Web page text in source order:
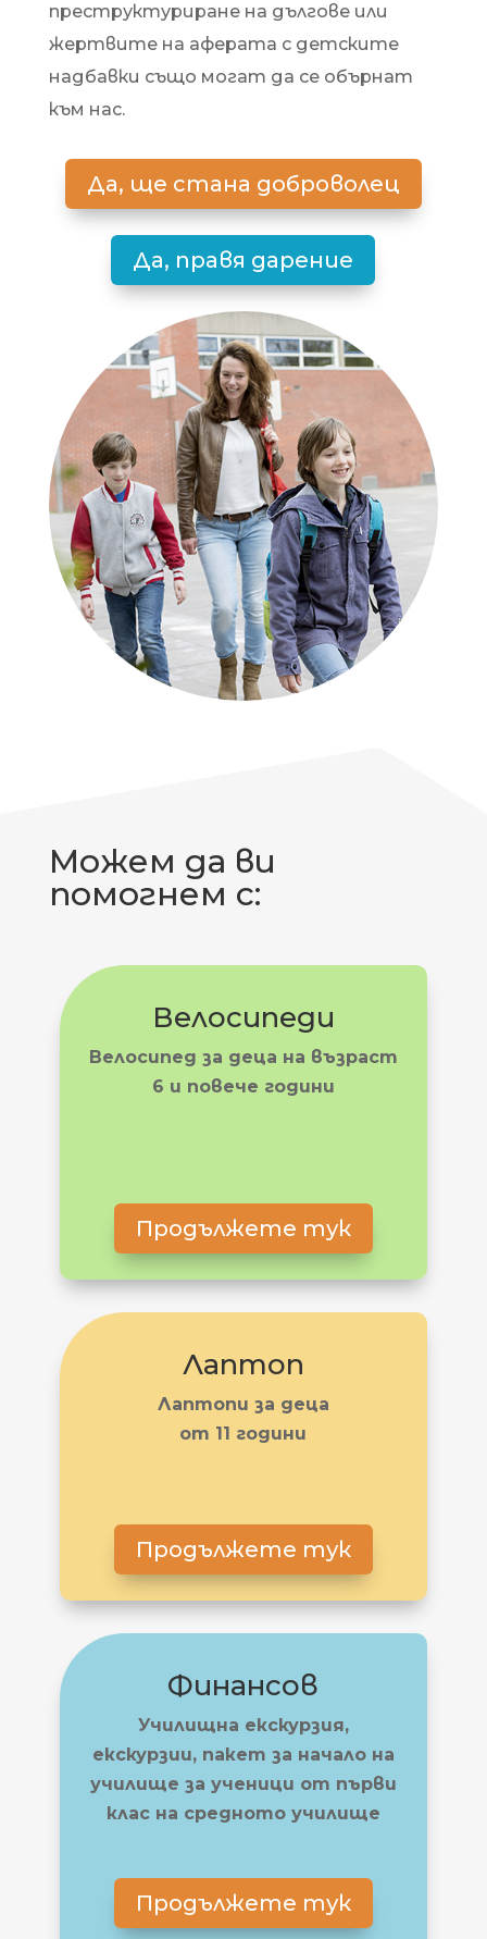
преструктуриране на дългове или
жертвите на аферата с детските
надбавки също могат да се обърнат
към нас.
Да, ще стана доброволец
Да, правя дарение
Можем да ви
помогнем с:
Велосипеди
Велосипед за деца на възраст
6 и повече години
Продължете тук
Лаптоп
Лаптопи за деца
от 11 години
Продължете тук
Финансов
Училищна екскурзия,
екскурзии, пакет за начало на
училище за ученици от първи
клас на средното училище
Продължете тук